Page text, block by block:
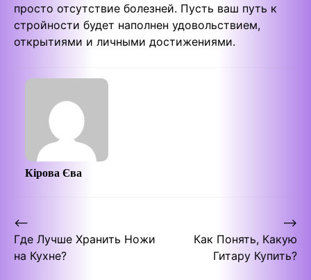
просто отсутствие болезней. Пусть ваш путь к
стройности будет наполнен удовольствием,
открытиями и личными достижениями.
Кірова Єва
Post
navigation
⟵
Где Лучше Хранить Ножи
на Кухне?
Как Понять, Какую
Гитару Купить?
⟶